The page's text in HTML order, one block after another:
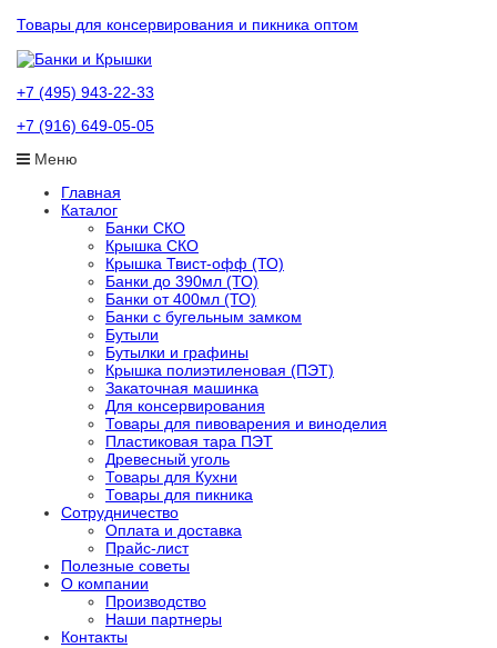
Товары для консервирования и пикника оптом
+7 (495) 943-22-33
+7 (916) 649-05-05
Меню
Главная
Каталог
Банки СКО
Крышка СКО
Крышка Твист-офф (ТО)
Банки до 390мл (ТО)
Банки от 400мл (ТО)
Банки с бугельным замком
Бутыли
Бутылки и графины
Крышка полиэтиленовая (ПЭТ)
Закаточная машинка
Для консервирования
Товары для пивоварения и виноделия
Пластиковая тара ПЭТ
Древесный уголь
Товары для Кухни
Товары для пикника
Сотрудничество
Оплата и доставка
Прайс-лист
Полезные советы
О компании
Производство
Наши партнеры
Контакты